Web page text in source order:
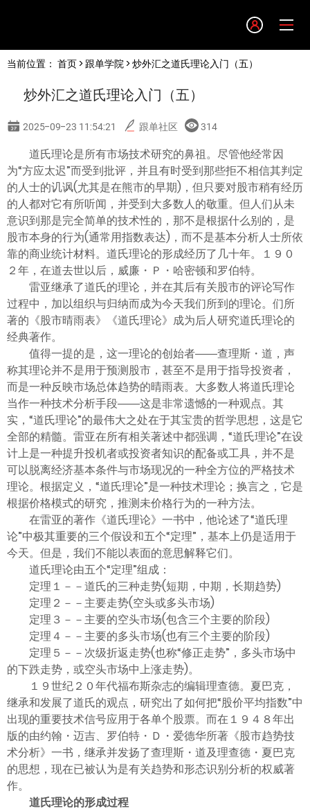
English
繁體中文
한글
日本語
Tiếng việt
ไทย
当前位置： 首页> 跟单学院> 炒外汇之道氏理论入门（五）
炒外汇之道氏理论入门（五）
2025-09-23 11:54:21 跟单社区 314
道氏理论是所有市场技术研究的鼻祖。尽管他经常因
为“方应太迟”而受到批评，并且有时受到那些拒不相信其判定
的人士的讥讽(尤其是在熊市的早期)，但只要对股市稍有经历
的人都对它有所听闻，并受到大多数人的敬重。但人们从未
意识到那是完全简单的技术性的，那不是根据什么别的，是
股市本身的行为(通常用指数表达)，而不是基本分析人士所依
靠的商业统计材料。道氏理论的形成经历了几十年。１９０
２年，在道去世以后，威廉・Ｐ・哈密顿和罗伯特。
雷亚继承了道氏的理论，并在其后有关股市的评论写作
过程中，加以组织与归纳而成为今天我们所到的理论。们所
著的《股市晴雨表》《道氏理论》成为后人研究道氏理论的
经典著作。
值得一提的是，这一理论的创始者――查理斯・道，声
称其理论并不是用于预测股市，甚至不是用于指导投资者，
而是一种反映市场总体趋势的晴雨表。大多数人将道氏理论
当作一种技术分析手段――这是非常遗憾的一种观点。其
实，“道氏理论”的最伟大之处在于其宝贵的哲学思想，这是它
全部的精髓。雷亚在所有相关著述中都强调，“道氏理论”在设
计上是一种提升投机者或投资者知识的配备或工具，并不是
可以脱离经济基本条件与市场现况的一种全方位的严格技术
理论。根据定义，“道氏理论”是一种技术理论；换言之，它是
根据价格模式的研究，推测未价格行为的一种方法。
在雷亚的著作《道氏理论》一书中，他论述了“道氏理
论”中极其重要的三个假设和五个“定理”，基本上仍是适用于
今天。但是，我们不能以表面的意思解释它们。
道氏理论由五个“定理”组成：
定理１－－道氏的三种走势(短期，中期，长期趋势)
定理２－－主要走势(空头或多头市场)
定理３－－主要的空头市场(包含三个主要的阶段)
定理４－－主要的多头市场(也有三个主要的阶段)
定理５－－次级折返走势(也称“修正走势”，多头市场中
的下跌走势，或空头市场中上涨走势)。
１９世纪２０年代福布斯杂志的编辑理查德。夏巴克，
继承和发展了道氏的观点，研究出了如何把“股价平均指数”中
出现的重要技术信号应用于各单个股票。而在１９４８年出
版的由约翰・迈吉、罗伯特・Ｄ・爱德华所著《股市趋势技
术分析》一书，继承并发扬了查理斯・道及理查德・夏巴克
的思想，现在已被认为是有关趋势和形态识别分析的权威著
作。
道氏理论的形成过程